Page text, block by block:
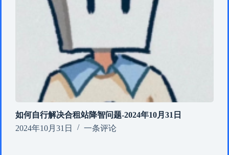
如何自行解决合租站降智问题-2024年10月31日
2024年10月31日
一条评论